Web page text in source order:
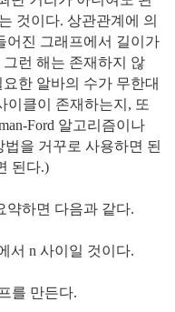
것이다. 상관관계에 의
어진 그래프에서 길이가
런 해는 존재하지 않
한 알바의 수가 무한대
이클이 존재하는지, 또
Ford 알고리즘이나
을 거꾸로 사용하면 된
된다.)
약하면 다음과 같다.
서 n 사이일 것이다.
를 만든다.